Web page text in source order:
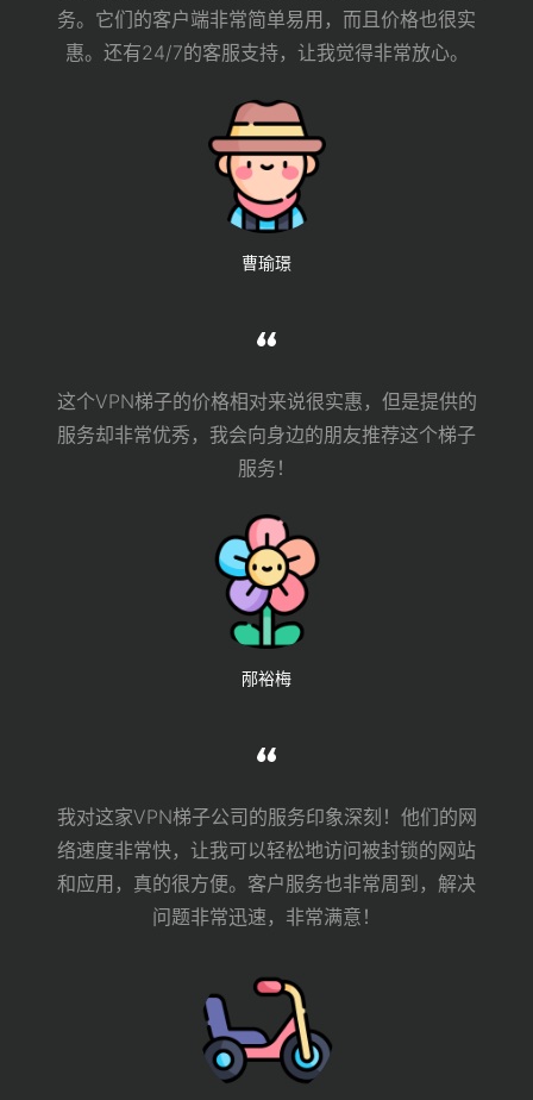
务。它们的客户端非常简单易用，而且价格也很实
惠。还有24/7的客服支持，让我觉得非常放心。
曹瑜璟
这个VPN梯子的价格相对来说很实惠，但是提供的
服务却非常优秀，我会向身边的朋友推荐这个梯子
服务！
邴裕梅
我对这家VPN梯子公司的服务印象深刻！他们的网
络速度非常快，让我可以轻松地访问被封锁的网站
和应用，真的很方便。客户服务也非常周到，解决
问题非常迅速，非常满意！